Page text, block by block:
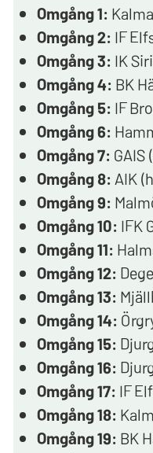
Omgång 1:
Omgång 2: IF
Omgång 3: IK
Omgång 4: BK
Omgång 5: IF
Omgång 6:
Omgång 7: GAIS
Omgång 8: AIK
Omgång 9:
Omgång 10: IFK
Omgång 11:
Omgång 12:
Omgång 13:
Omgång 14:
Omgång 15:
Omgång 16:
Omgång 17: IF
Omgång 18:
Omgång 19: BK